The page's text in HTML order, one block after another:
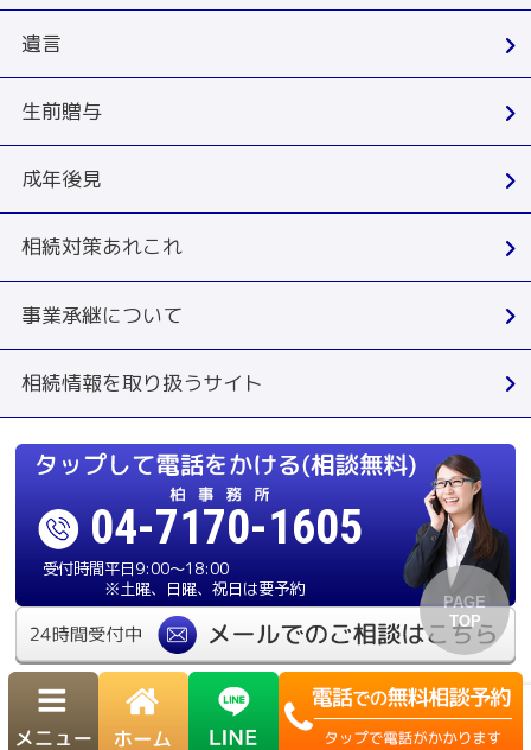
遺言
生前贈与
成年後見
相続対策あれこれ
事業承継について
相続情報を取り扱うサイト
04-7170-1605
受付時間平日9:00〜18:00
※土曜、日曜、祝日は要予約
運営：司法書士法人ふらっと
Copyright© 柏相続相談窓口 ふらっと. All Rights Reserved.